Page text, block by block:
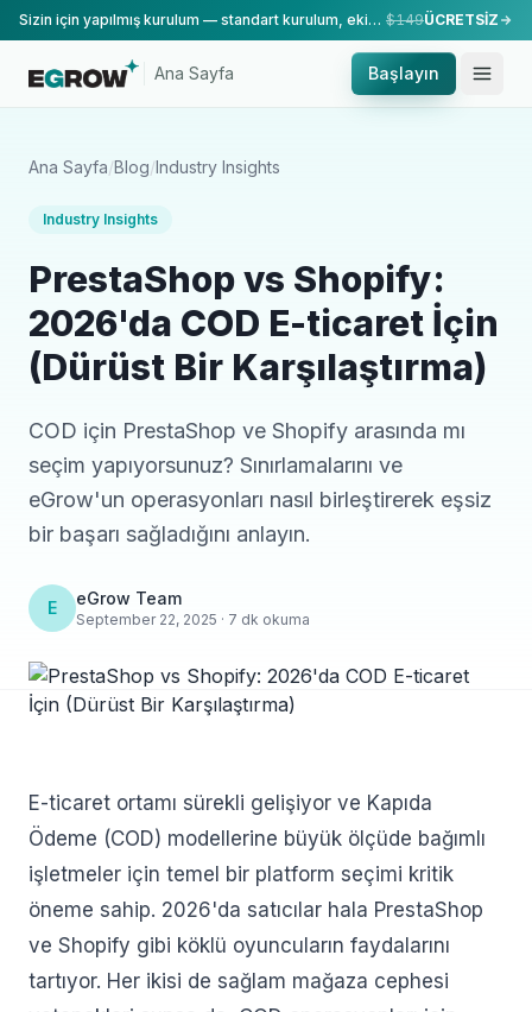
Sizin için yapılmış kurulum — standart kurulum, ekibimiz tarafından yapılır. $149ÜCRETSİZ
Ana Sayfa Başlayın
Ana Sayfa/Blog/Industry Insights
Industry Insights
PrestaShop vs Shopify:
2026'da COD E-ticaret İçin
(Dürüst Bir Karşılaştırma)
COD için PrestaShop ve Shopify arasında mı
seçim yapıyorsunuz? Sınırlamalarını ve
eGrow'un operasyonları nasıl birleştirerek eşsiz
bir başarı sağladığını anlayın.
E eGrow Team
September 22, 2025 · 7 dk okuma
E-ticaret ortamı sürekli gelişiyor ve Kapıda
Ödeme (COD) modellerine büyük ölçüde bağımlı
işletmeler için temel bir platform seçimi kritik
öneme sahip. 2026'da satıcılar hala PrestaShop
ve Shopify gibi köklü oyuncuların faydalarını
tartıyor. Her ikisi de sağlam mağaza cephesi